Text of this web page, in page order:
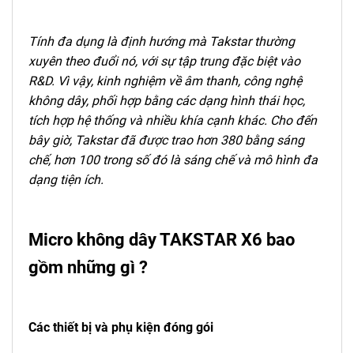
Tính đa dụng là định hướng mà Takstar thường
xuyên theo đuổi nó, với sự tập trung đặc biệt vào
R&D. Vì vậy, kinh nghiệm về âm thanh, công nghệ
không dây, phối hợp bằng các dạng hình thái học,
tích hợp hệ thống và nhiều khía cạnh khác. Cho đến
bây giờ, Takstar đã được trao hơn 380 bằng sáng
chế, hơn 100 trong số đó là sáng chế và mô hình đa
dạng tiện ích.
Micro không dây TAKSTAR X6 bao
gồm những gì ?
Các thiết bị và phụ kiện đóng gói